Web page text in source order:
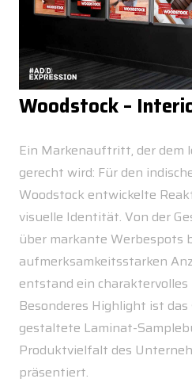
Woodstock –
Ein Markenauftritt, der dem
gerecht wird: Für den
Woodstock entwickelte
visuelle Identität. Von der
über markante Werbespots
aufmerksamkeitsstarken
entstand ein charaktervolles
Besonderes Highlight ist
gestaltete Laminat-
Produktvielfalt des
präsentiert.